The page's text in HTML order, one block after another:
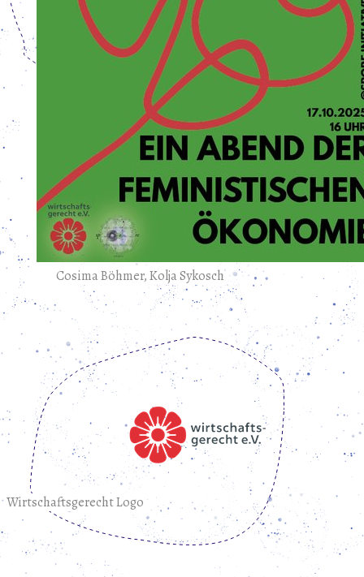
Cosima Böhmer, Kolja Sykosch
Wirtschaftsgerecht Logo